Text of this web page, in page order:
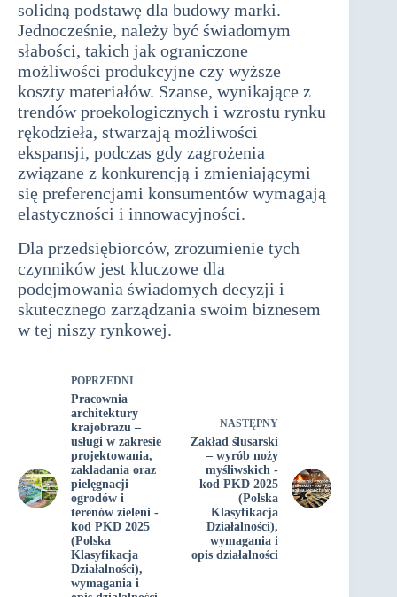
solidną podstawę dla budowy marki.
Jednocześnie, należy być świadomym
słabości, takich jak ograniczone
możliwości produkcyjne czy wyższe
koszty materiałów. Szanse, wynikające z
trendów proekologicznych i wzrostu rynku
rękodzieła, stwarzają możliwości
ekspansji, podczas gdy zagrożenia
związane z konkurencją i zmieniającymi
się preferencjami konsumentów wymagają
elastyczności i innowacyjności.
Dla przedsiębiorców, zrozumienie tych
czynników jest kluczowe dla
podejmowania świadomych decyzji i
skutecznego zarządzania swoim biznesem
w tej niszy rynkowej.
POPRZEDNI
Pracownia
architektury
krajobrazu –
usługi w zakresie
projektowania,
zakładania oraz
pielęgnacji
ogrodów i
terenów zieleni -
kod PKD 2025
(Polska
Klasyfikacja
Działalności),
wymagania i
NASTĘPNY
Zakład ślusarski
– wyrób noży
myśliwskich -
kod PKD 2025
(Polska
Klasyfikacja
Działalności),
wymagania i
opis działalności